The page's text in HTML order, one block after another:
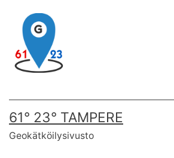
content
61° 23° TAMPERE
Geokätköilysivusto